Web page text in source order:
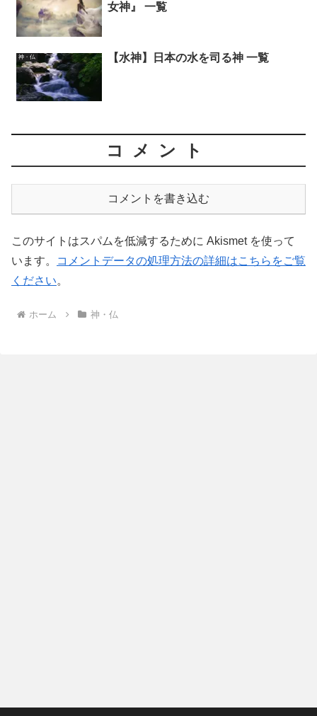
女神』 一覧
神・仏 【水神】日本の水を司る神 一覧
コメント
コメントを書き込む
このサイトはスパムを低減するために Akismet を使って
います。
コメントデータの処理方法の詳細はこちらをご覧
ください。
ホーム 神・仏